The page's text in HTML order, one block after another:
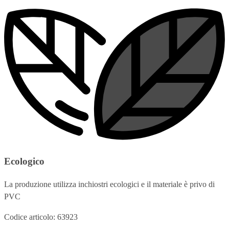
Ecologico
La produzione utilizza inchiostri ecologici e il materiale è privo di
PVC
Codice articolo: 63923